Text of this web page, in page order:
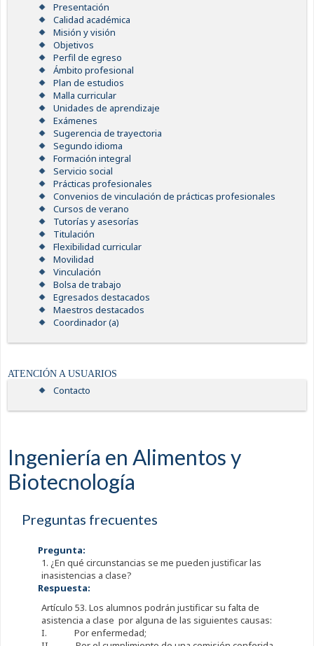
Presentación
Calidad académica
Misión y visión
Objetivos
Perfil de egreso
Ámbito profesional
Plan de estudios
Malla curricular
Unidades de aprendizaje
Exámenes
Sugerencia de trayectoria
Segundo idioma
Formación integral
Servicio social
Prácticas profesionales
Convenios de vinculación de prácticas profesionales
Cursos de verano
Tutorías y asesorías
Titulación
Flexibilidad curricular
Movilidad
Vinculación
Bolsa de trabajo
Egresados destacados
Maestros destacados
Coordinador (a)
ATENCIÓN A USUARIOS
Contacto
Ingeniería en Alimentos y
Biotecnología
Preguntas frecuentes
Pregunta:
1. ¿En qué circunstancias se me pueden justificar las
inasistencias a clase?
Respuesta:
Artículo 53. Los alumnos podrán justificar su falta de
asistencia a clase por alguna de las siguientes causas:
I. Por enfermedad;